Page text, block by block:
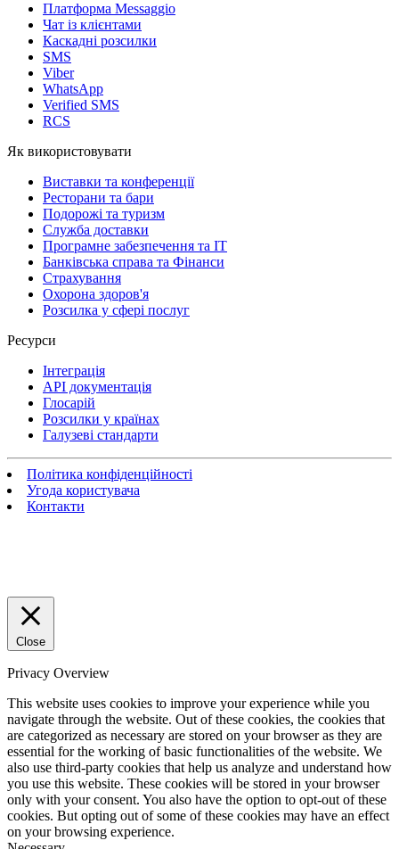
Платформа Messaggio
Чат із клієнтами
Каскадні розсилки
SMS
Viber
WhatsApp
Verified SMS
RCS
Як використовувати
Виставки та конференції
Ресторани та бари
Подорожі та туризм
Служба доставки
Програмне забезпечення та IT
Банківська справа та Фінанси
Страхування
Охорона здоров'я
Розсилка у сфері послуг
Ресурси
Інтеграція
API документація
Глосарій
Розсилки у країнах
Галузеві стандарти
Політика конфіденційності
Угода користувача
Контакти
Close
Privacy Overview
This website uses cookies to improve your experience while you
navigate through the website. Out of these cookies, the cookies that
are categorized as necessary are stored on your browser as they are
essential for the working of basic functionalities of the website. We
also use third-party cookies that help us analyze and understand how
you use this website. These cookies will be stored in your browser
only with your consent. You also have the option to opt-out of these
cookies. But opting out of some of these cookies may have an effect
on your browsing experience.